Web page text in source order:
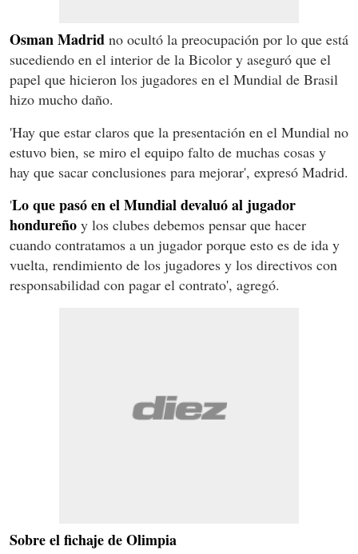
Osman Madrid no ocultó la preocupación por lo que está
sucediendo en el interior de la Bicolor y aseguró que el
papel que hicieron los jugadores en el Mundial de Brasil
hizo mucho daño.
'Hay que estar claros que la presentación en el Mundial no
estuvo bien, se miro el equipo falto de muchas cosas y
hay que sacar conclusiones para mejorar', expresó Madrid.
'Lo que pasó en el Mundial devaluó al jugador
hondureño y los clubes debemos pensar que hacer
cuando contratamos a un jugador porque esto es de ida y
vuelta, rendimiento de los jugadores y los directivos con
responsabilidad con pagar el contrato', agregó.
Sobre el fichaje de Olimpia